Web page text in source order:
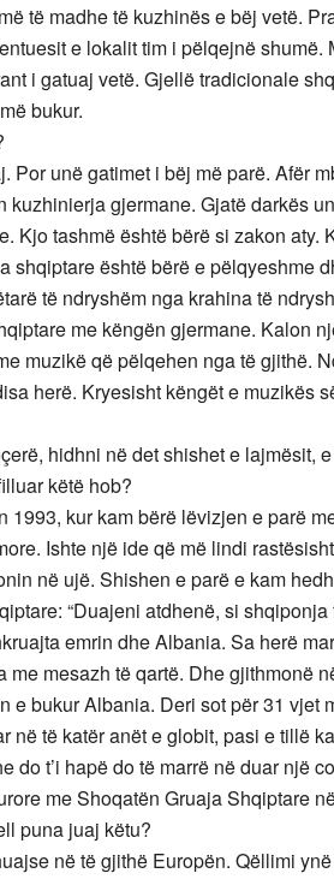
të madhe të kuzhinës e bëj vetë.
e lokalit tim i pëlqejnë shumë.
i gatuaj vetë. Gjellë tradicionale
bukur.
Por unë gatimet i bëj më parë. Afër
kuzhinierja gjermane. Gjatë darkës
Kjo tashmë është bërë si zakon aty.
shqiptare është bërë e pëlqyeshme
të ndryshëm nga krahina të
me këngën gjermane. Kalon
muzikë që pëlqehen nga të gjithë.
herë. Kryesisht këngët e muzikës
hidhni në det shishet e lajmësit,
këtë hob?
1993, kur kam bërë lëvizjen e parë
Ishte një ide që më lindi
në ujë. Shishen e parë e kam
“Duajeni atdhenë, si shqiponja
emrin dhe Albania. Sa herë
mesazh të qartë. Dhe gjithmonë
e bukur Albania. Deri sot për 31 vjet
në të katër anët e globit, pasi e tillë
do t’i hapë do të marrë në duar një
me Shoqatën Gruaja Shqiptare
puna juaj këtu?
në të gjithë Europën. Qëllimi